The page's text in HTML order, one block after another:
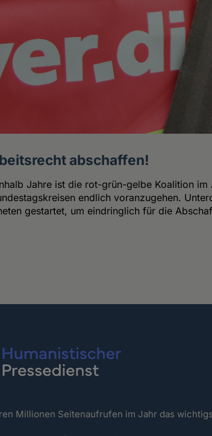
abschaffen!
Jahre ist die rot-grün-gelbe Koalition
endlich voranzugehen.
gestartet, um eindringlich für die
Millionen Seitenaufrufen im Jahr das